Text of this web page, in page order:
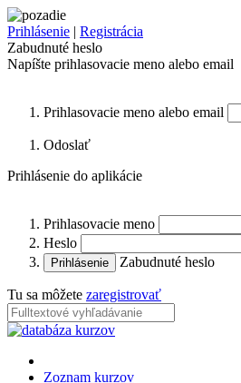
Prihlásenie | Registrácia
Zabudnuté heslo
Napíšte prihlasovacie meno alebo email
Prihlasovacie meno alebo email
Odoslať
Prihlásenie do aplikácie
Prihlasovacie meno
Heslo
Zabudnuté heslo
Tu sa môžete zaregistrovať
Zoznam kurzov